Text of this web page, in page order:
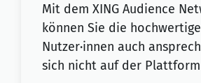
Mit dem XING Audience
können Sie die
Nutzer·innen auch
sich nicht auf der